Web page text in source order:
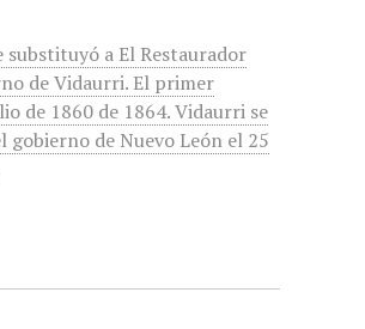
substituyó a El Restaurador
de Vidaurri. El primer
de 1860 de 1864. Vidaurri se
gobierno de Nuevo León el 25